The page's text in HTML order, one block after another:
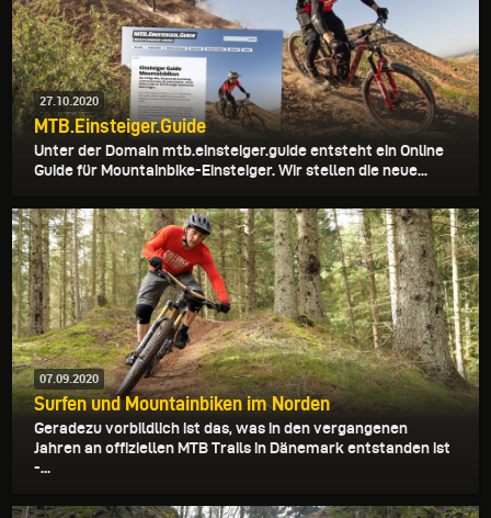
27.10.2020
MTB.Einsteiger.Guide
Unter der Domain mtb.einsteiger.guide entsteht ein Online
Guide für Mountainbike-Einsteiger. Wir stellen die neue...
07.09.2020
Surfen und Mountainbiken im Norden
Geradezu vorbildlich ist das, was in den vergangenen
Jahren an offiziellen MTB Trails in Dänemark entstanden ist
-...